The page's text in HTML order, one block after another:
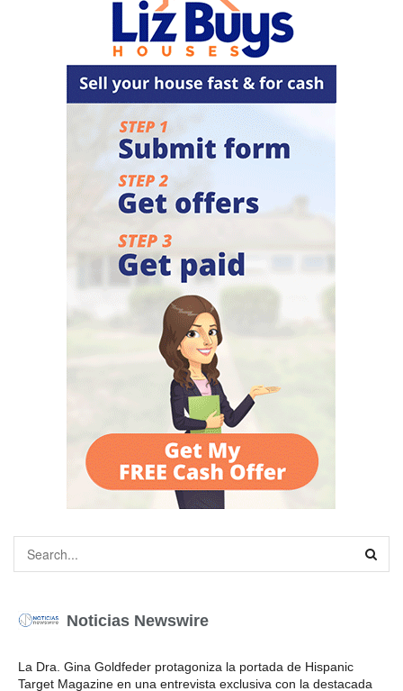
Noticias Newswire
La Dra. Gina Goldfeder protagoniza la portada de Hispanic
Target Magazine en una entrevista exclusiva con la destacada